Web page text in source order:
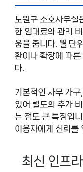
노원구 소호사무실
한 임대료와 관리
움을 줍니다. 월 단
환이나 확장에 따른
다.
기본적인 사무 가
있어 별도의 추가
는 점도 큰 특징입
이용자에게 신뢰를
최신 인프